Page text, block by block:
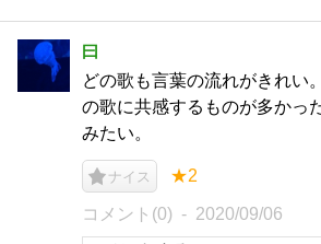
曰
どの歌も言葉の流れがきれい
の歌に共感するものが多かっ
みたい。
ナイス ★2
コメント(0) 2020/09/06